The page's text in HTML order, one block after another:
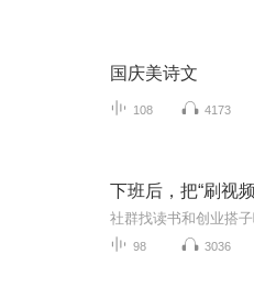
国庆美诗文
108 4173
下班后，把“刷视
98 3036